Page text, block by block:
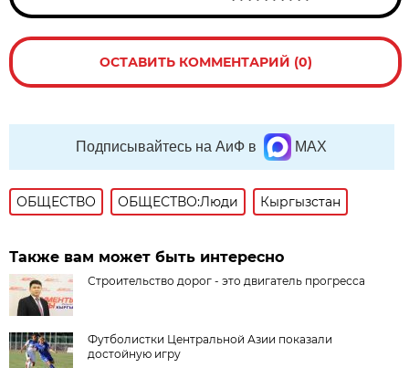
ОСТАВИТЬ КОММЕНТАРИЙ (0)
Подписывайтесь на АиФ в MAX
ОБЩЕСТВО ОБЩЕСТВО:Люди Кыргызстан
Также вам может быть интересно
Строительство дорог - это двигатель прогресса
Футболистки Центральной Азии показали
достойную игру